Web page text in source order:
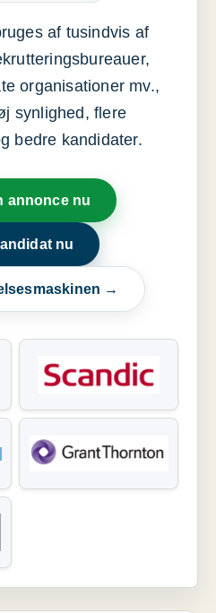
af tusindvis af
organisationer mv.,
synlighed, flere
bedre kandidater.
annonce nu
nu
→